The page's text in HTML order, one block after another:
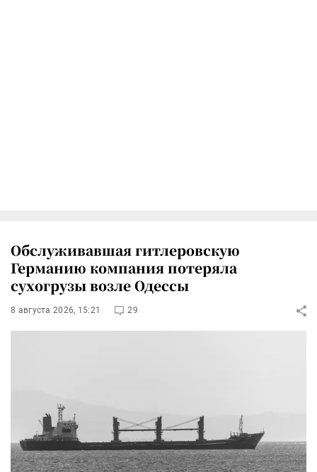
Обслуживавшая гитлеровскую
Германию компания потеряла
сухогрузы возле Одессы
8 августа 2026, 15:21 29